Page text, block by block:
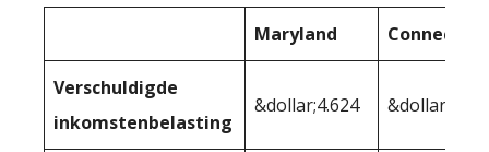
Maryland
Verschuldigde
inkomstenbelasting
&dollar;4.624